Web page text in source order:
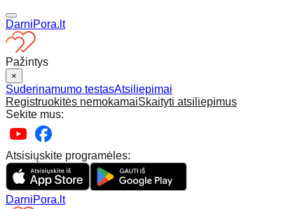
DarniPora.lt
Pažintys
×
Suderinamumo testasAtsiliepimai
Registruokitės nemokamaiSkaityti atsiliepimus
Sekite mus:
Atsisiųskite programėles:
DarniPora.lt